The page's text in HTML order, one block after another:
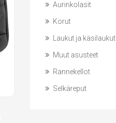
Aurinkolasit
Korut
Laukut ja käsilaukut
Muut asusteet
Rannekellot
Selkäreput